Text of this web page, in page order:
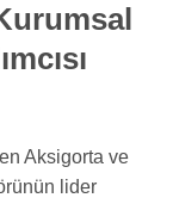
Aksigorta ve
lider